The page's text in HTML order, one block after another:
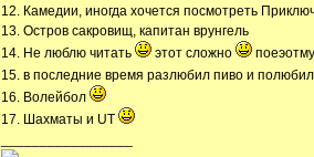
12. Камедии, иногда хочется посмотреть
13. Остров сакровищ, капитан врунгель
14. Не люблю читать
этот сложно
15. в последние время разлюбил пиво и
16. Волейбол
17. Шахматы и UT